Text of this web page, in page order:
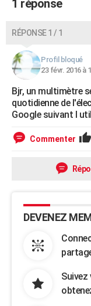
BONS PLANS
CARTE DE VOEUX
Carte de Noël
Carte Bonne année
Carte Saint-Valentin
Carte Pâques
Carte d'anniversaire
DICTIONNAIRE
Dictionnaire
Biographies
Citations
Expressions
Proverbes
PROGRAMME TV
COPAINS D'AVANT
FORUM
1 réponse
RÉPONSE 1 / 1
Profil bloqué
23 févr. 2016 à
Bjr, un multimètre
quotidienne de
Google suivant l
Commenter
DEVENEZ